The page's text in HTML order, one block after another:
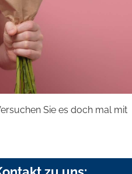
Sie es doch mal mit